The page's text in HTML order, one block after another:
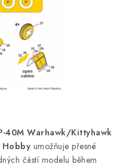
podmínky
40M Warhawk/Kittyhawk
Hobby umožňuje přesné
částí modelu během